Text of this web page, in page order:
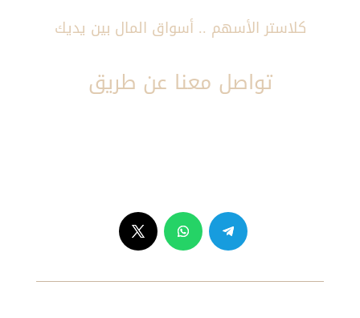
كلاستر الأسهم .. أسواق المال بين يديك
تواصل معنا عن طريق